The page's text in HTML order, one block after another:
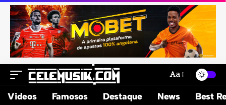
Aa
Videos Famosos Destaque News Best